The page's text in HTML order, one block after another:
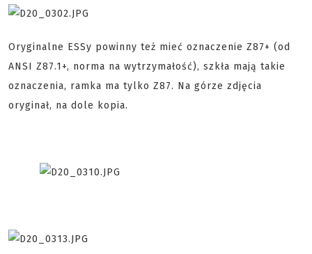
Oryginalne ESSy powinny też mieć oznaczenie Z87+ (od
ANSI Z87.1+, norma na wytrzymałość), szkła mają takie
oznaczenia, ramka ma tylko Z87. Na górze zdjęcia
oryginał, na dole kopia.